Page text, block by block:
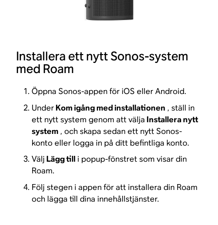
Installera ett nytt Sonos-system
med Roam
Öppna Sonos-appen för iOS eller Android.
UnderKom igång med installationen , ställ in
ett nytt system genom att välja Installera nytt
system , och skapa sedan ett nytt Sonos-
konto eller logga in på ditt befintliga konto.
Välj Lägg tilli popup-fönstret som visar din
Roam.
Följ stegen i appen för att installera din Roam
och lägga till dina innehållstjänster.